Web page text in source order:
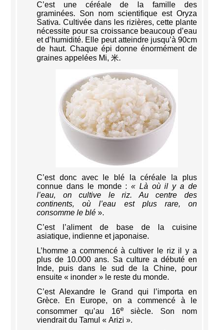
C’est une céréale de la famille des
graminées. Son nom scientifique est Oryza
Sativa. Cultivée dans les rizières, cette plante
nécessite pour sa croissance beaucoup d’eau
et d’humidité. Elle peut atteindre jusqu’à 90cm
de haut. Chaque épi donne énormément de
graines appelées Mi, 米.
C’est donc avec le blé la céréale la plus
connue dans le monde :« Là où il y a de
l’eau, on cultive le riz. Au centre des
continents, où l’eau est plus rare, on
consomme le blé ».
C’est l’aliment de base de la cuisine
asiatique, indienne et japonaise.
L’homme a commencé à cultiver le riz il y a
plus de 10.000 ans. Sa culture a débuté en
Inde, puis dans le sud de la Chine, pour
ensuite « inonder » le reste du monde.
C’est Alexandre le Grand qui l’importa en
Grèce. En Europe, on a commencé à le
consommer qu’au 16esiècle. Son nom
viendrait du Tamul « Arizi ».